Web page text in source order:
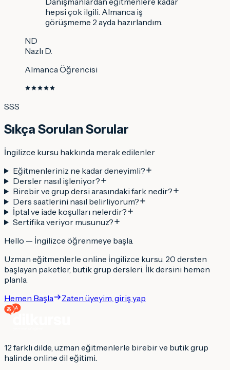
hepsi çok ilgili. Almanca iş
görüşmeme 2 ayda hazırlandım.
ND
Nazlı D.
Almanca Öğrencisi
SSS
Sıkça Sorulan Sorular
İngilizce kursu hakkında merak edilenler
Eğitmenleriniz ne kadar deneyimli?
Dersler nasıl işleniyor?
Birebir ve grup dersi arasındaki fark nedir?
Ders saatlerini nasıl belirliyorum?
İptal ve iade koşulları nelerdir?
Sertifika veriyor musunuz?
Hello — İngilizce öğrenmeye başla
Uzman eğitmenlerle online i̇ngilizce kursu. 20 dersten
başlayan paketler, butik grup dersleri. İlk dersini hemen
planla.
Hemen Başla
Zaten üyeyim, giriş yap
12 farklı dilde, uzman eğitmenlerle birebir ve butik grup
halinde online dil eğitimi.